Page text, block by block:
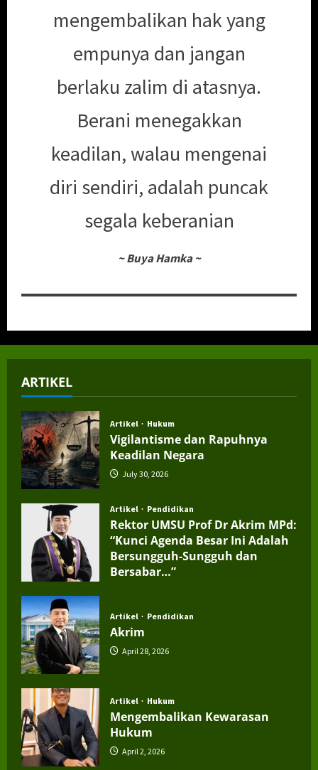
mengembalikan hak yang
empunya dan jangan
berlaku zalim di atasnya.
Berani menegakkan
keadilan, walau mengenai
diri sendiri, adalah puncak
segala keberanian
~ Buya Hamka ~
ARTIKEL
Artikel Hukum
Vigilantisme dan Rapuhnya
Keadilan Negara
July 30, 2026
Artikel Pendidikan
Rektor UMSU Prof Dr Akrim MPd:
“Kunci Agenda Besar Ini Adalah
Bersungguh-Sungguh dan
Bersabar…”
Artikel Pendidikan
Akrim
April 28, 2026
Artikel Hukum
Mengembalikan Kewarasan
Hukum
April 2, 2026